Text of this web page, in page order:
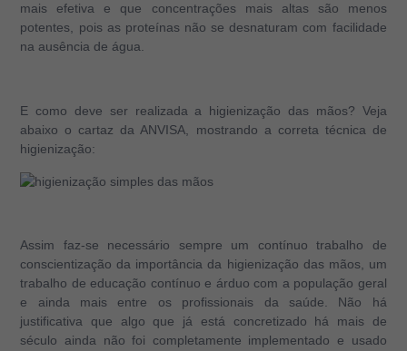
mais efetiva e que concentrações mais altas são menos
potentes, pois as proteínas não se desnaturam com facilidade
na ausência de água.
E como deve ser realizada a higienização das mãos? Veja
abaixo o cartaz da ANVISA, mostrando a correta técnica de
higienização:
Assim faz-se necessário sempre um contínuo trabalho de
conscientização da importância da higienização das mãos, um
trabalho de educação contínuo e árduo com a população geral
e ainda mais entre os profissionais da saúde. Não há
justificativa que algo que já está concretizado há mais de
século ainda não foi completamente implementado e usado